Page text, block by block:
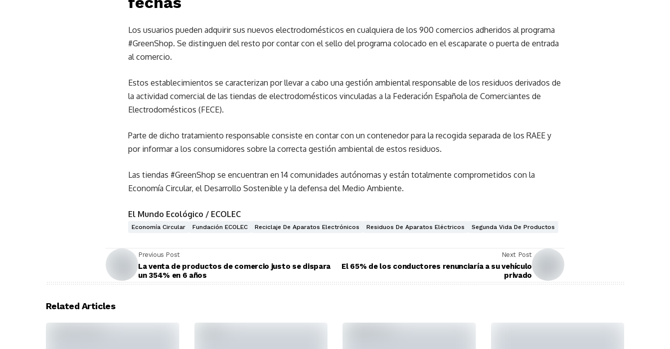
Los usuarios pueden adquirir sus nuevos electrodomésticos en cualquiera de los 900 comercios adheridos al programa
#GreenShop. Se distinguen del resto por contar con el sello del programa colocado en el escaparate o puerta de entrada
al comercio.
Estos establecimientos se caracterizan por llevar a cabo una gestión ambiental responsable de los residuos derivados de
la actividad comercial de las tiendas de electrodomésticos vinculadas a la Federación Española de Comerciantes de
Electrodomésticos (FECE).
Parte de dicho tratamiento responsable consiste en contar con un contenedor para la recogida separada de los RAEE y
por informar a los consumidores sobre la correcta gestión ambiental de estos residuos.
Las tiendas #GreenShop se encuentran en 14 comunidades autónomas y están totalmente comprometidos con la
Economía Circular, el Desarrollo Sostenible y la defensa del Medio Ambiente.
El Mundo Ecológico / ECOLEC
Economía Circular Fundación ECOLEC Reciclaje De Aparatos Electrónicos Residuos De Aparatos Eléctricos Segunda Vida De Productos
Previous Post
La venta de productos de comercio justo se dispara
un 354% en 6 años
Next Post
El 65% de los conductores renunciaría a su vehículo
privado
Related Articles